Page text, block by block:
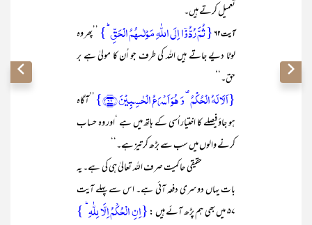
تعمیل کرتے ہیں۔
آیت ۶۲ { ثُمَّ رُدُّوۡۤا اِلَی اللّٰہِ مَوۡلٰىہُمُ الۡحَقِّ ؕ} ’’پھر وہ
لوٹا دیے جاتے ہیں اللہ کی طرف جو اُن کا مولیٰ ہے بر
حق۔‘‘
{اَلَا لَہُ الۡحُکۡمُ ۟ وَ ہُوَ اَسۡرَعُ الۡحٰسِبِیۡنَ ﴿۶۲﴾}
’’آگاہ
ہو جاؤ فیصلے کا اختیار اُسی کے ہاتھ میں ہے ‘اور وہ حساب
کرنے والوں میں سب سے بڑھ کر تیز ہے۔‘‘
حقیقی حاکمیت صرف اللہ تعالیٰ ہی کی ہے۔ یہ
بات یہاں دوسری دفعہ آئی ہے۔ اس سے پہلے آیت
۵۷ میں بھی ہم پڑھ آئے ہیں :
{اِنِ الۡحُکۡمُ اِلَّا لِلّٰہِ ؕ }